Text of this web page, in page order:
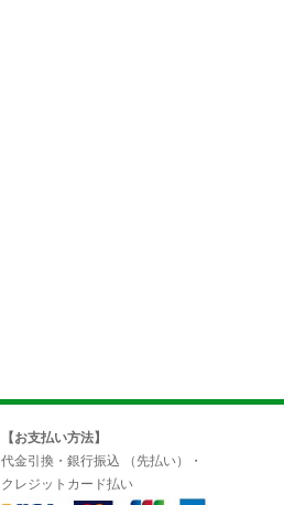
【お支払い方法】
代金引換・銀行振込 （先払い）・
クレジットカード払い